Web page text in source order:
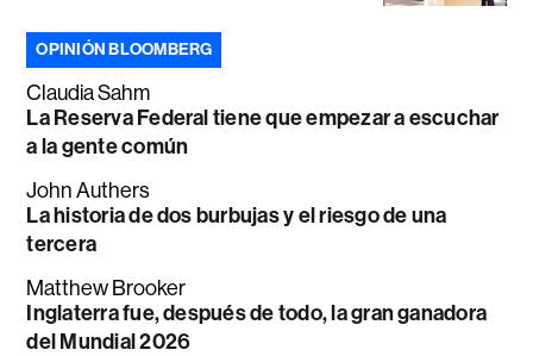
OPINIÓN BLOOMBERG
Claudia Sahm
La Reserva Federal tiene que empezar a escuchar
a la gente común
John Authers
La historia de dos burbujas y el riesgo de una
tercera
Matthew Brooker
Inglaterra fue, después de todo, la gran ganadora
del Mundial 2026